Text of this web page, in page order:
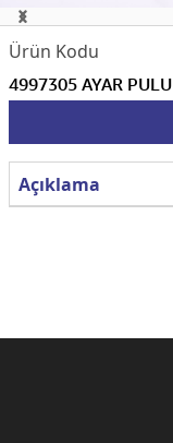
4997305 AYAR PULU
Açıklama